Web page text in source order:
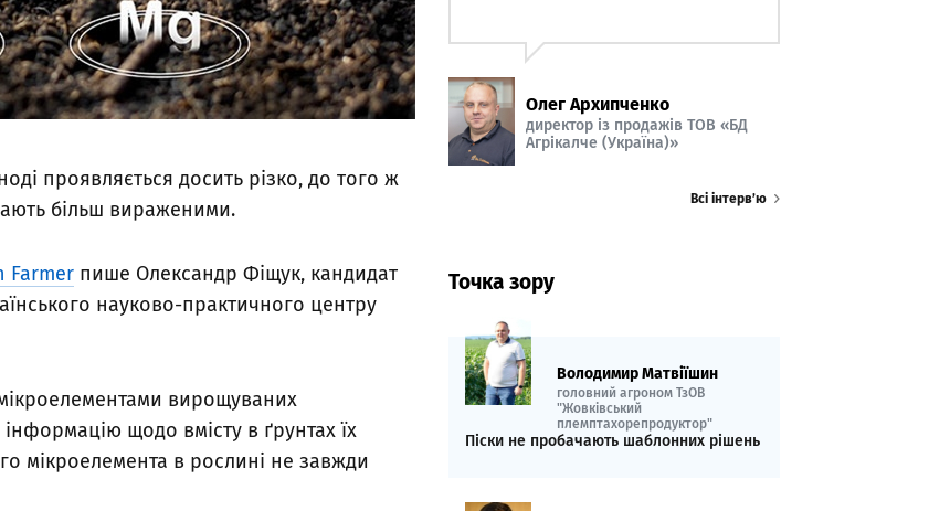
проявляється досить різко, до того ж
більш вираженими.
Farmer пише Олександр Фіщук, кандидат
науково-практичного центру
вирощуваних
щодо вмісту в ґрунтах їх
мікроелемента в рослині не завжди
Олег Архипченко
директор із продажів ТОВ «БД
Агрікалче (Україна)»
Всі інтерв’ю
Точка зору
Володимир Матвіїшин
головний агроном ТзОВ
"Жовківський
племптахорепродуктор"
Піски не пробачають шаблонних рішень